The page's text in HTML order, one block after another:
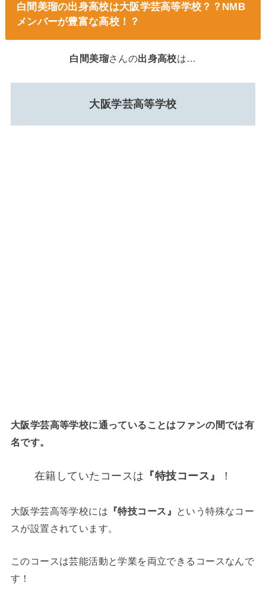
白間美瑠の出身高校は大阪学芸高等学校？？NMB
メンバーが豊富な高校！？
白間美瑠さんの出身高校は…
大阪学芸高等学校
大阪学芸高等学校に通っていることはファンの間では有
名です。
在籍していたコースは 『特技コース』 ！
大阪学芸高等学校には 『特技コース』
という特殊なコー
スが設置されています。
このコースは芸能活動と学業を両立できるコースなんで
す！